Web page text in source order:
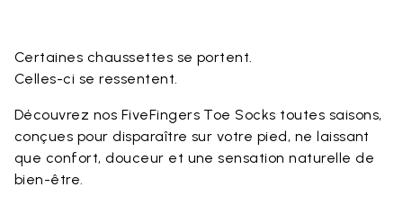
Certaines chaussettes se portent.
Celles-ci se ressentent.
Découvrez nos FiveFingers Toe Socks toutes saisons,
conçues pour disparaître sur votre pied, ne laissant
que confort, douceur et une sensation naturelle de
bien-être.